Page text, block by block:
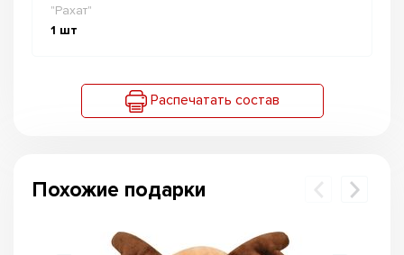
"Рахат"
1 шт
Распечатать состав
Похожие подарки